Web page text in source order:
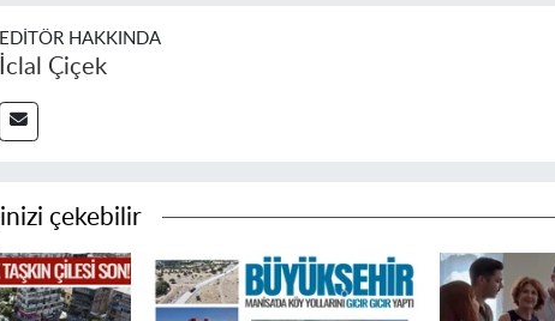
EDITÖR HAKKINDA
İclal Çiçek
çekebilir